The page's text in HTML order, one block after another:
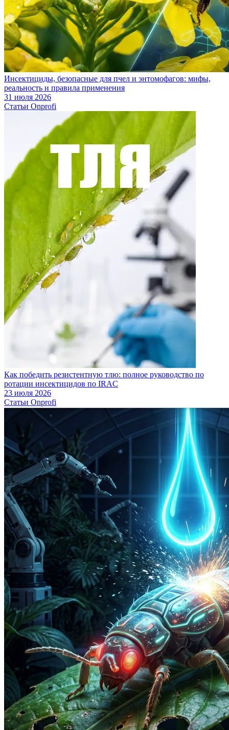
Инсектициды, безопасные для пчел и энтомофагов: мифы,
реальность и правила применения
31 июля 2026
Статьи Onprofi
Как победить резистентную тлю: полное руководство по
ротации инсектицидов по IRAC
23 июля 2026
Статьи Onprofi